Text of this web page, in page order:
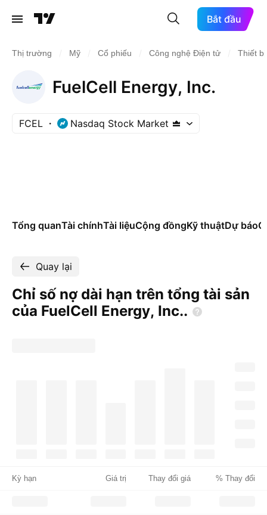
Bắt đầu
Thị trường Mỹ Cổ phiếu Công nghệ Điện tử Thiết
FuelCell Energy, Inc.
FCEL Nasdaq Stock Market
Tổng quanTài chínhTài liệuCộng đồngKỹ thuậtDự báo
Quay lại
Chỉ số nợ dài hạn trên tổng tài sản
của FuelCell Energy, Inc..
Kỳ hạn Giá trị Thay đổi giá % Thay đổi